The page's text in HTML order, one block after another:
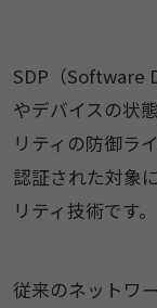
SDP（Software
やデバイスの状
リティの防御ラ
認証された対象
リティ技術です。
従来のネットワ